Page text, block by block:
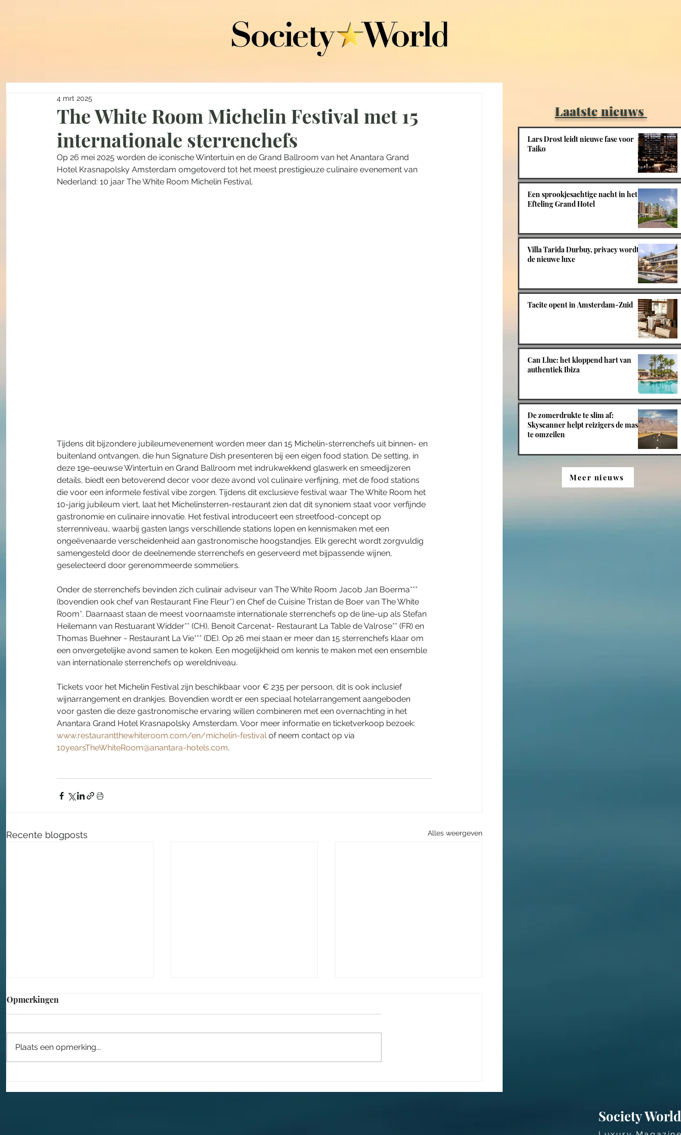
The White Room Michelin Festival met 15
internationale sterrenchefs
4 mrt 2025
Op 26 mei 2025 worden de iconische Wintertuin en de Grand Ballroom van het Anantara Grand
Hotel Krasnapolsky Amsterdam omgetoverd tot het meest prestigieuze culinaire evenement van
Nederland: 10 jaar The White Room Michelin Festival.
Tijdens dit bijzondere jubileumevenement worden meer dan 15 Michelin-sterrenchefs uit binnen- en
buitenland ontvangen, die hun Signature Dish presenteren bij een eigen food station. De setting, in
deze 19e-eeuwse Wintertuin en Grand Ballroom met indrukwekkend glaswerk en smeedijzeren
details, biedt een betoverend decor voor deze avond vol culinaire verfijning, met de food stations
die voor een informele festival vibe zorgen. Tijdens dit exclusieve festival waar The White Room het
10-jarig jubileum viert, laat het Michelinsterren-restaurant zien dat dit synoniem staat voor verfijnde
gastronomie en culinaire innovatie. Het festival introduceert een streetfood-concept op
sterrenniveau, waarbij gasten langs verschillende stations lopen en kennismaken met een
ongeëvenaarde verscheidenheid aan gastronomische hoogstandjes. Elk gerecht wordt zorgvuldig
samengesteld door de deelnemende sterrenchefs en geserveerd met bijpassende wijnen,
geselecteerd door gerenommeerde sommeliers.
Onder de sterrenchefs bevinden zich culinair adviseur van The White Room Jacob Jan Boerma***
(bovendien ook chef van Restaurant Fine Fleur*) en Chef de Cuisine Tristan de Boer van The White
Room*. Daarnaast staan de meest voornaamste internationale sterrenchefs op de line-up als Stefan
Heilemann van Restuarant Widder** (CH), Benoit Carcenat- Restaurant La Table de Valrose** (FR) en
Thomas Buehner - Restaurant La Vie*** (DE). Op 26 mei staan er meer dan 15 sterrenchefs klaar om
een onvergetelijke avond samen te koken. Een mogelijkheid om kennis te maken met een ensemble
van internationale sterrenchefs op wereldniveau.
Tickets voor het Michelin Festival zijn beschikbaar voor € 235 per persoon, dit is ook inclusief
wijnarrangement en drankjes. Bovendien wordt er een speciaal hotelarrangement aangeboden
voor gasten die deze gastronomische ervaring willen combineren met een overnachting in het
Anantara Grand Hotel Krasnapolsky Amsterdam. Voor meer informatie en ticketverkoop bezoek:
www.restaurantthewhiteroom.com/en/michelin-festival of neem contact op via
10yearsTheWhiteRoom@anantara-hotels.com.
Recente blogposts Alles weergeven
voor Taiko
in het Efteling Grand Hotel
wordt de nieuwe luxe
Opmerkingen
Plaats een opmerking...
Laatste nieuws
Lars Drost leidt nieuwe fase voor
Taiko
Een sprookjesachtige nacht in het
Efteling Grand Hotel
Villa Tarida Durbuy, privacy wordt
de nieuwe luxe
Tacite opent in Amsterdam-Zuid
Can Lluc: het kloppend hart van
authentiek Ibiza
De zomerdrukte te slim af:
Skyscanner helpt reizigers de massa
te omzeilen
Meer nieuws
Society World